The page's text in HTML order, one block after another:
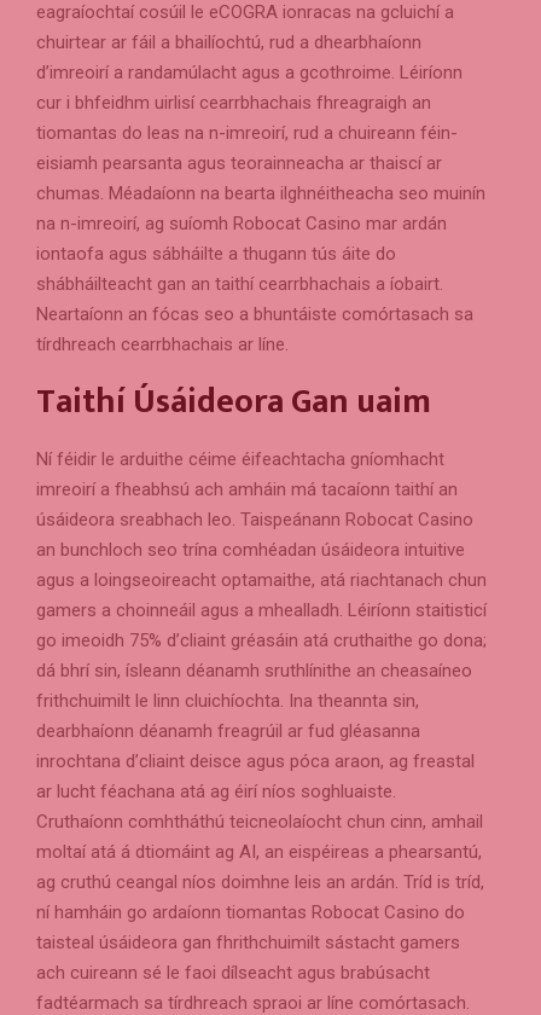
eagraíochtaí cosúil le eCOGRA ionracas na gcluichí a
chuirtear ar fáil a bhailíochtú, rud a dhearbhaíonn
d’imreoirí a randamúlacht agus a gcothroime. Léiríonn
cur i bhfeidhm uirlisí cearrbhachais fhreagraigh an
tiomantas do leas na n-imreoirí, rud a chuireann féin-
eisiamh pearsanta agus teorainneacha ar thaiscí ar
chumas. Méadaíonn na bearta ilghnéitheacha seo muinín
na n-imreoirí, ag suíomh Robocat Casino mar ardán
iontaofa agus sábháilte a thugann tús áite do
shábháilteacht gan an taithí cearrbhachais a íobairt.
Neartaíonn an fócas seo a bhuntáiste comórtasach sa
tírdhreach cearrbhachais ar líne.
Taithí Úsáideora Gan uaim
Ní féidir le arduithe céime éifeachtacha gníomhacht
imreoirí a fheabhsú ach amháin má tacaíonn taithí an
úsáideora sreabhach leo. Taispeánann Robocat Casino
an bunchloch seo trína comhéadan úsáideora intuitive
agus a loingseoireacht optamaithe, atá riachtanach chun
gamers a choinneáil agus a mhealladh. Léiríonn staitisticí
go imeoidh 75% d’cliaint gréasáin atá cruthaithe go dona;
dá bhrí sin, ísleann déanamh sruthlínithe an cheasaíneo
frithchuimilt le linn cluichíochta. Ina theannta sin,
dearbhaíonn déanamh freagrúil ar fud gléasanna
inrochtana d’cliaint deisce agus póca araon, ag freastal
ar lucht féachana atá ag éirí níos soghluaiste.
Cruthaíonn comhtháthú teicneolaíocht chun cinn, amhail
moltaí atá á dtiomáint ag AI, an eispéireas a phearsantú,
ag cruthú ceangal níos doimhne leis an ardán. Tríd is tríd,
ní hamháin go ardaíonn tiomantas Robocat Casino do
taisteal úsáideora gan fhrithchuimilt sástacht gamers
ach cuireann sé le faoi dílseacht agus brabúsacht
fadtéarmach sa tírdhreach spraoi ar líne comórtasach.